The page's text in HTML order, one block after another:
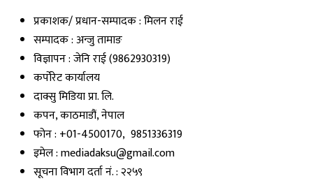
प्रकाशक/ प्रधान-सम्पादक : मिलन राई
सम्पादक : अन्जु तामाङ
विज्ञापन : जेनि राई (9862930319)
कर्पोरेट कार्यालय
दाक्सु मिडिया प्रा. लि.
कपन, काठमाडौं, नेपाल
फोन : +01-4500170, 9851336319
इमेल : mediadaksu@gmail.com
सूचना विभाग दर्ता नं. : २२५९